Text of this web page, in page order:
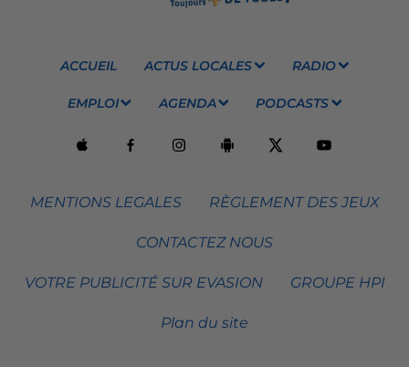
ACCUEIL ACTUS LOCALES RADIO
EMPLOI AGENDA PODCASTS
MENTIONS LEGALES RÈGLEMENT DES JEUX
CONTACTEZ NOUS
VOTRE PUBLICITÉ SUR EVASION GROUPE HPI
Plan du site